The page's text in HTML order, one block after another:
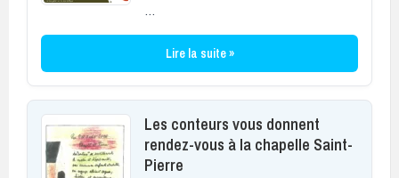
…
Lire la suite »
Les conteurs vous donnent
rendez-vous à la chapelle Saint-
Pierre